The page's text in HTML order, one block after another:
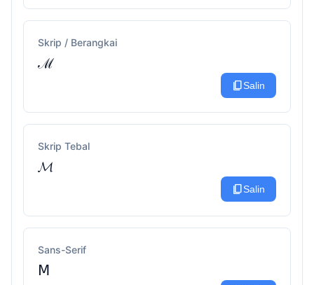
Skrip / Berangkai
ℳ
content_copySalin
Skrip Tebal
𝓜
content_copySalin
Sans-Serif
𝖬